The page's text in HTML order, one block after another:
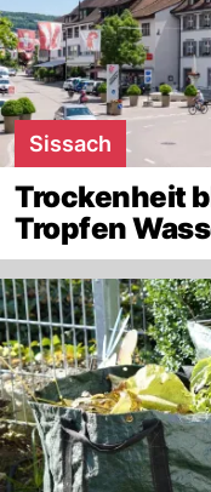
Sissach
Trockenheit
Tropfen